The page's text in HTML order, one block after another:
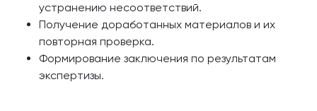
устранению несоответствий.
Получение доработанных материалов и их
повторная проверка.
Формирование заключения по результатам
экспертизы.